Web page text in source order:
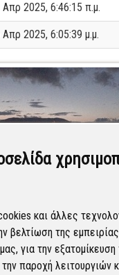
και άλλες
βελτίωση της
για την
παροχή λειτουργιών
Απρ 2025, 6:46:15 π.μ.
Απρ 2025, 6:05:39 μ.μ.